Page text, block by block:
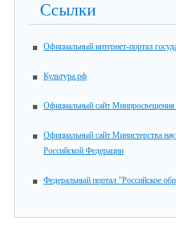
Ссылки
Официальный интернет-портал
Культура.рф
Официальный сайт Минпросвещения
Официальный сайт Министерства
Российской Федерации
Федеральный портал "Российское